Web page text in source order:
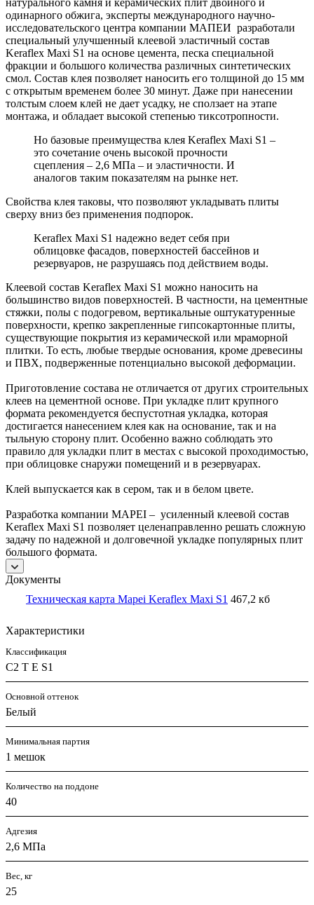
натурального камня и керамических плит двойного и
одинарного обжига, эксперты международного научно-
исследовательского центра компании МАПЕИ разработали
специальный улучшенный клеевой эластичный состав
Keraflex Maxi S1 на основе цемента, песка специальной
фракции и большого количества различных синтетических
смол. Состав клея позволяет наносить его толщиной до 15 мм
с открытым временем более 30 минут. Даже при нанесении
толстым слоем клей не дает усадку, не сползает на этапе
монтажа, и обладает высокой степенью тиксотропности.
Но базовые преимущества клея Keraflex Maxi S1 –
это сочетание очень высокой прочности
сцепления – 2,6 МПа – и эластичности. И
аналогов таким показателям на рынке нет.
Свойства клея таковы, что позволяют укладывать плиты
сверху вниз без применения подпорок.
Keraflex Maxi S1 надежно ведет себя при
облицовке фасадов, поверхностей бассейнов и
резервуаров, не разрушаясь под действием воды.
Клеевой состав Keraflex Maxi S1 можно наносить на
большинство видов поверхностей. В частности, на цементные
стяжки, полы с подогревом, вертикальные оштукатуренные
поверхности, крепко закрепленные гипсокартонные плиты,
существующие покрытия из керамической или мраморной
плитки. То есть, любые твердые основания, кроме древесины
и ПВХ, подверженные потенциально высокой деформации.
Приготовление состава не отличается от других строительных
клеев на цементной основе. При укладке плит крупного
формата рекомендуется беспустотная укладка, которая
достигается нанесением клея как на основание, так и на
тыльную сторону плит. Особенно важно соблюдать это
правило для укладки плит в местах с высокой проходимостью,
при облицовке снаружи помещений и в резервуарах.
Клей выпускается как в сером, так и в белом цвете.
Разработка компании MAPEI – усиленный клеевой состав
Keraflex Maxi S1 позволяет целенаправленно решать сложную
задачу по надежной и долговечной укладке популярных плит
большого формата.
Документы
Техническая карта Mapei Keraflex Maxi S1 467,2 кб
Характеристики
Классификация
C2 T E S1
Основной оттенок
Белый
Минимальная партия
1 мешок
Количество на поддоне
40
Адгезия
2,6 МПа
Вес, кг
25